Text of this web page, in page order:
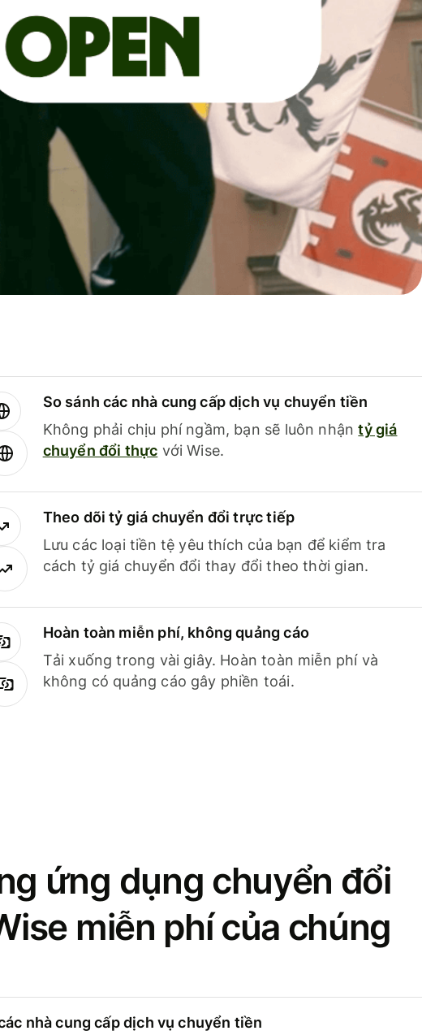
So sánh các nhà cung cấp dịch vụ chuyển tiền
Không phải chịu phí ngầm, bạn sẽ luôn nhậntỷ giá
chuyển đổi thực với Wise.
Theo dõi tỷ giá chuyển đổi trực tiếp
Lưu các loại tiền tệ yêu thích của bạn để kiểm tra
cách tỷ giá chuyển đổi thay đổi theo thời gian.
Hoàn toàn miễn phí, không quảng cáo
Tải xuống trong vài giây. Hoàn toàn miễn phí và
không có quảng cáo gây phiền toái.
ứng dụng chuyển đổi
miễn phí của chúng
nhà cung cấp dịch vụ chuyển tiền